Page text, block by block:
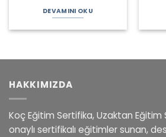
DEVAMINI OKU
HAKKIMIZDA
Koç Eğitim Sertifika, Uzaktan
onaylı sertifikalı eğitimler sunan,